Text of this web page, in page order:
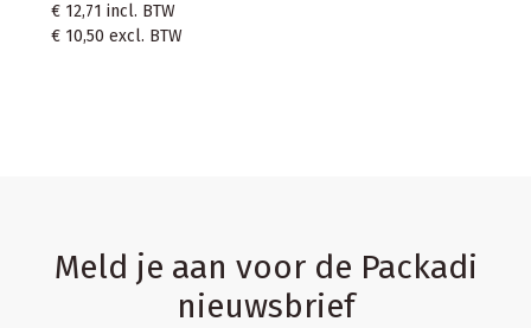
€ 12,71 incl. BTW
€ 10,50 excl. BTW
Meld je aan voor de Packadi
nieuwsbrief